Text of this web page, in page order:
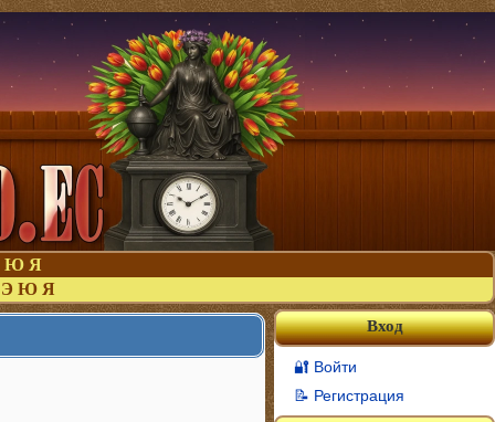
Ю Я
Э Ю Я
Вход
🔐 Войти
📝 Регистрация